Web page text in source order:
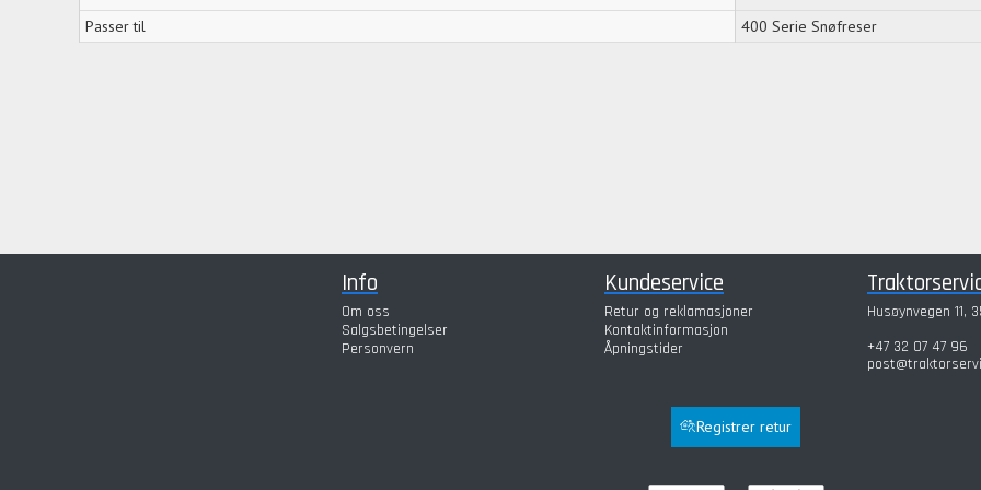
Passer til
400 Serie Snøfreser
Info
Om oss
Salgsbetingelser
Personvern
Kundeservice
Retur og reklamasjoner
Kontaktinformasjon
Åpningstider
Husøynvegen 11,
+47 32 07 47 96
Registrer retur